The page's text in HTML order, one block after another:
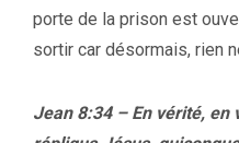
porte de la prison est
sortir car désormais, rien
Jean 8:34 – En vérité, en